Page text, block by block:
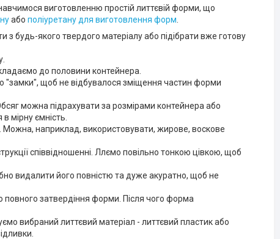
виготовленню простій литтєвій форми, що
або поліуретану для виготовлення форм
будь-якого твердого матеріалу або підібрати вже готову
до половини контейнера.
"замки", щоб не відбувалося зміщення частин форми
можна підрахувати за розмірами контейнера або
мірну ємність.
наприклад, використовувати, жирове, воскове
співвідношенні. Ллємо повільно тонкою цівкою, щоб
видалити його повністю та дуже акуратно, щоб не
затвердіння форми. Після чого форма
вибраний литтєвий матеріал - литтєвий пластик або